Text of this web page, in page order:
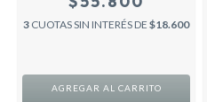
3 CUOTAS SIN INTERÉS DE $18.600
AGREGAR AL CARRITO